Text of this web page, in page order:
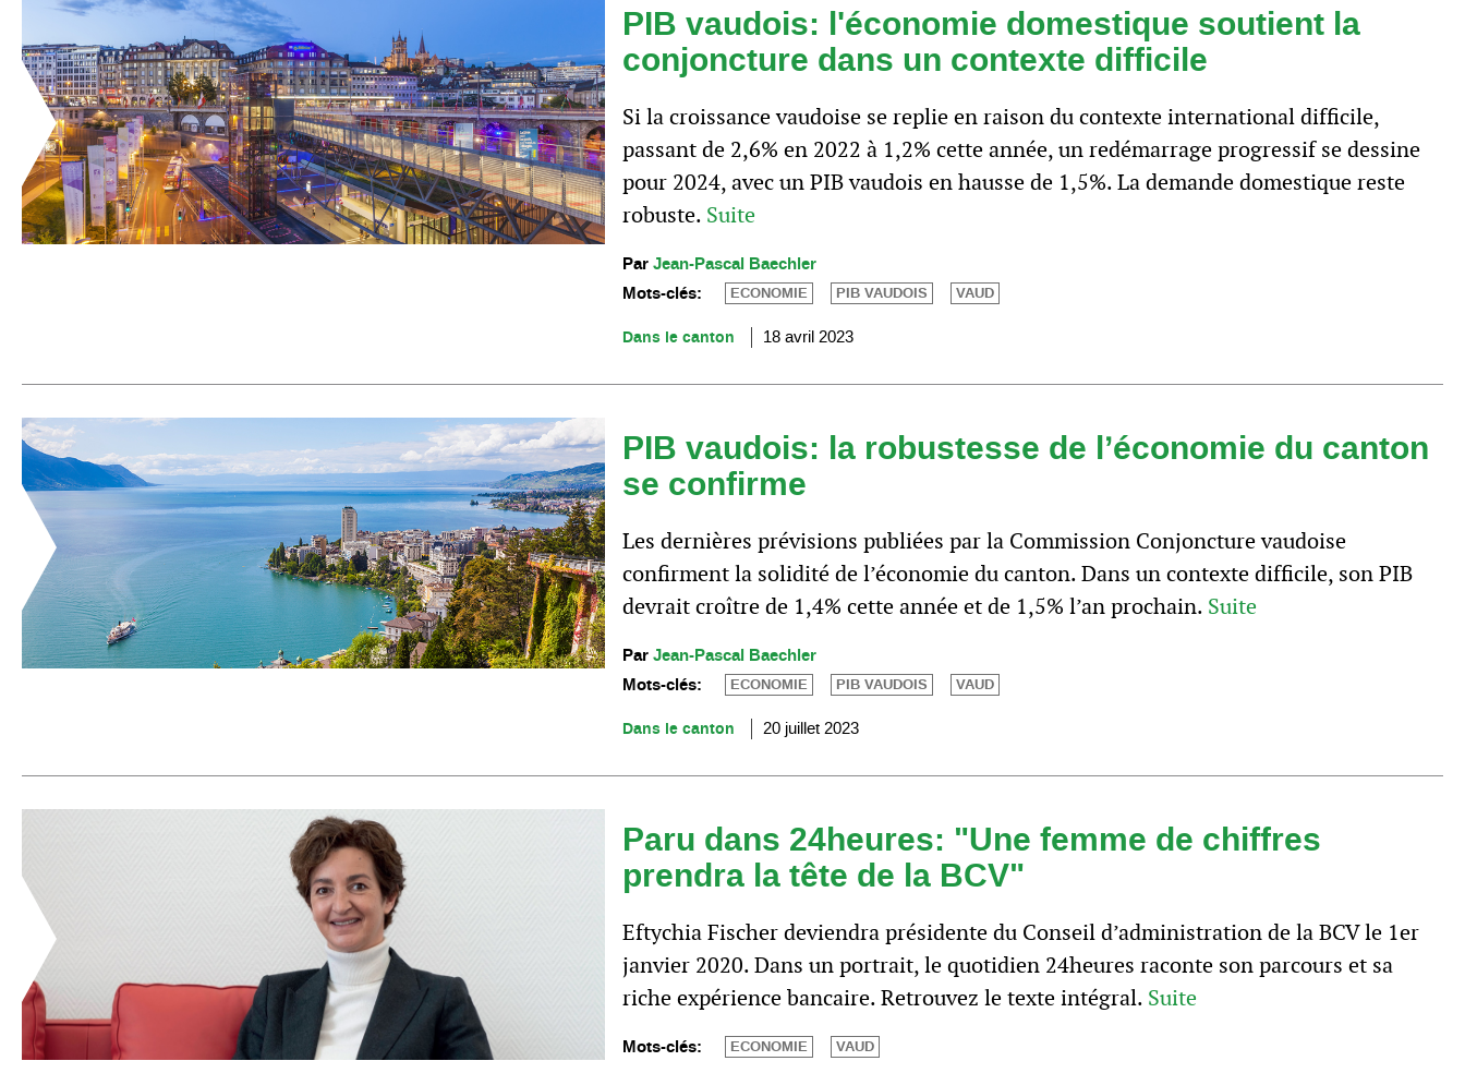
PIB vaudois: l'économie domestique soutient la
conjoncture dans un contexte difficile
Si la croissance vaudoise se replie en raison du contexte international difficile,
passant de 2,6% en 2022 à 1,2% cette année, un redémarrage progressif se dessine
pour 2024, avec un PIB vaudois en hausse de 1,5%. La demande domestique reste
robuste. Suite
ParJean-Pascal Baechler
Mots-clés:
ECONOMIE PIB VAUDOIS VAUD
Dans le canton 18 avril 2023
PIB vaudois: la robustesse de l’économie du canton
se confirme
Les dernières prévisions publiées par la Commission Conjoncture vaudoise
confirment la solidité de l’économie du canton. Dans un contexte difficile, son PIB
devrait croître de 1,4% cette année et de 1,5% l’an prochain. Suite
ParJean-Pascal Baechler
Mots-clés:
ECONOMIE PIB VAUDOIS VAUD
Dans le canton 20 juillet 2023
Paru dans 24heures: "Une femme de chiffres
prendra la tête de la BCV"
Eftychia Fischer deviendra présidente du Conseil d’administration de la BCV le 1er
janvier 2020. Dans un portrait, le quotidien 24heures raconte son parcours et sa
riche expérience bancaire. Retrouvez le texte intégral. Suite
Mots-clés: ECONOMIE VAUD